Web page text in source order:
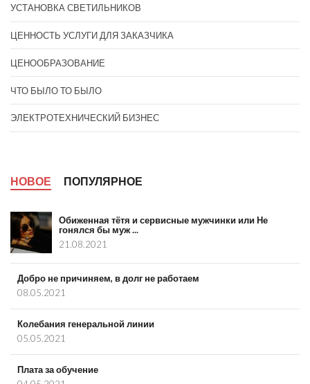
УСТАНОВКА СВЕТИЛЬНИКОВ
ЦЕННОСТЬ УСЛУГИ ДЛЯ ЗАКАЗЧИКА
ЦЕНООБРАЗОВАНИЕ
ЧТО БЫЛО ТО БЫЛО
ЭЛЕКТРОТЕХНИЧЕСКИЙ БИЗНЕС
НОВОЕ ПОПУЛЯРНОЕ
Обиженная тётя и сервисные мужчинки или Не
гонялся бы муж ...
21.08.2021
Добро не причиняем, в долг не работаем
08.05.2021
Колебания генеральной линии
05.05.2021
Плата за обучение